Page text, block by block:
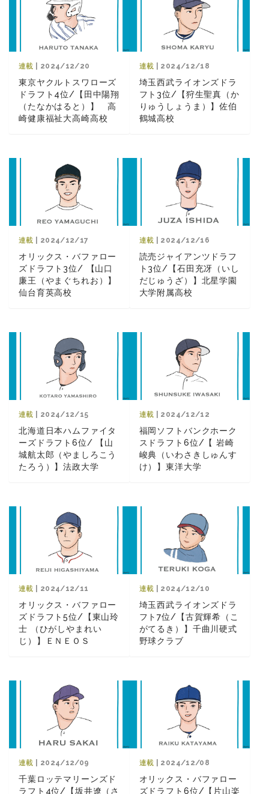
連載 | 2024/12/20
東京ヤクルトスワローズ
ドラフト4位/【田中陽翔
（たなかはると）】 高
崎健康福祉大高崎高校
連載 | 2024/12/18
埼玉西武ライオンズドラ
フト3位/【狩生聖真（か
りゅうしょうま）】佐伯
鶴城高校
連載 | 2024/12/17
オリックス・バファロー
ズドラフト3位/ 【山口
廉王（やまぐちれお）】
仙台育英高校
連載 | 2024/12/16
読売ジャイアンツドラフ
ト3位/【石田充冴（いし
だじゅうざ）】北星学園
大学附属高校
連載 | 2024/12/15
北海道日本ハムファイタ
ーズドラフト6位/ 【山
城航太郎（やましろこう
たろう）】法政大学
連載 | 2024/12/12
福岡ソフトバンクホーク
スドラフト6位/【 岩崎
峻典（いわさきしゅんす
け）】東洋大学
連載 | 2024/12/11
オリックス・バファロー
ズドラフト5位/【東山玲
士 （ひがしやまれい
じ）】ＥＮＥＯＳ
連載 | 2024/12/10
埼玉西武ライオンズドラ
フト7位/【古賀輝希（こ
がてるき）】千曲川硬式
野球クラブ
連載 | 2024/12/09
千葉ロッテマリーンズド
ラフト4位/【坂井遼（さ
連載 | 2024/12/08
オリックス・バファロー
ズドラフト6位/【片山楽